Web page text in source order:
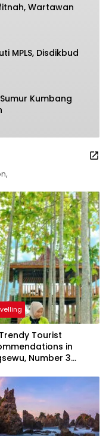
Wartawan
Disdikbud
Kumbang
Tourist
in
Number 3